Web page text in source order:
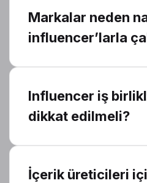
Markalar neden
influencer’larla
Influencer iş
dikkat edilmeli?
İçerik üreticileri